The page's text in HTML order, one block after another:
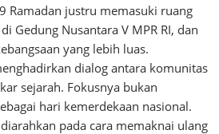
Ramadan justru memasuki ruang
Gedung Nusantara V MPR RI, dan
yang lebih luas.
dialog antara komunitas
sejarah. Fokusnya bukan
hari kemerdekaan nasional.
pada cara memaknai ulang